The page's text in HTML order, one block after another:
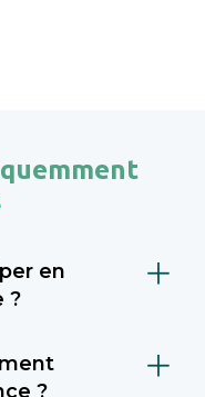
en
?
l’APA
?